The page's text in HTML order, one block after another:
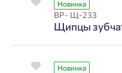
Новинка
ВР- Щ-233
Щипцы
Новинка